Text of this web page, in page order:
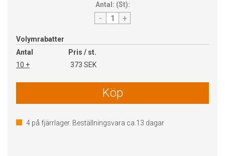
Antal: (St):
- +
Volymrabatter
Antal
Pris / st.
10 +
373 SEK
Köp
4 på fjärrlager. Beställningsvara ca. 13 dagar